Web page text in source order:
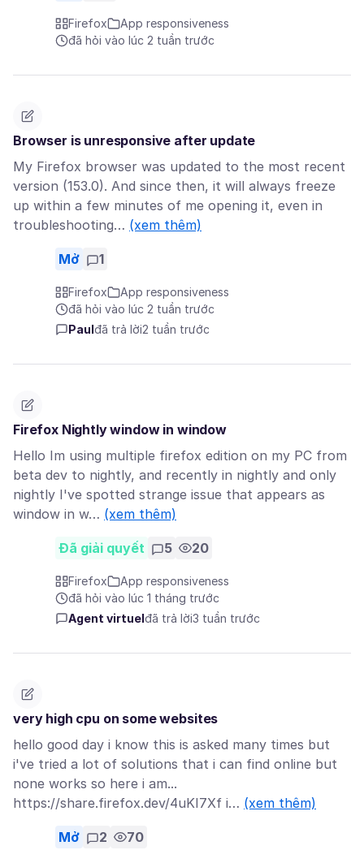
Firefox
App responsiveness
đã hỏi vào lúc 2 tuần trước
Browser is unresponsive after update
My Firefox browser was updated to the most recent
version (153.0). And since then, it will always freeze
up within a few minutes of me opening it, even in
troubleshooting… (xem thêm)
Mở 1
Firefox
App responsiveness
đã hỏi vào lúc 2 tuần trước
Paul đã trả lời2 tuần trước
Firefox Nightly window in window
Hello Im using multiple firefox edition on my PC from
beta dev to nightly, and recently in nightly and only
nightly I've spotted strange issue that appears as
window in w… (xem thêm)
Đã giải quyết 5 20
Firefox
App responsiveness
đã hỏi vào lúc 1 tháng trước
Agent virtuel đã trả lời3 tuần trước
very high cpu on some websites
hello good day i know this is asked many times but
i've tried a lot of solutions that i can find online but
none works so here i am...
https://share.firefox.dev/4uKI7Xf i… (xem thêm)
Mở 2 70